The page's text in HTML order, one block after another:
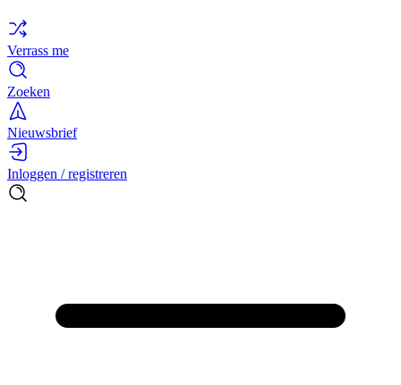
Verrass me
Zoeken
Nieuwsbrief
Inloggen / registreren